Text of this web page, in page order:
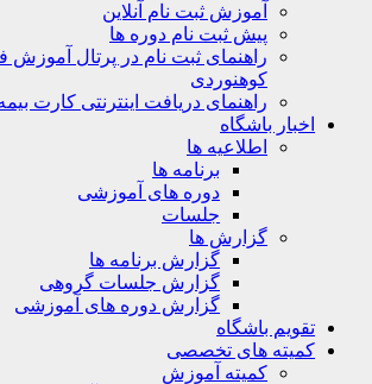
آموزش ثبت نام آنلاین
پیش ثبت نام دوره ها
راهنمای ثبت نام در پرتال آموزش فدراسیون
کوهنوردی
راهنمای دریافت اینترنتی کارت بیمه ورزشی
باشگاه
اطلاعیه ها
برنامه ها
دوره های آموزشی
جلسات
گزارش ها
گزارش برنامه ها
گزارش جلسات گروهی
گزارش دوره های آموزشی
باشگاه
های تخصصی
کمیته آموزش